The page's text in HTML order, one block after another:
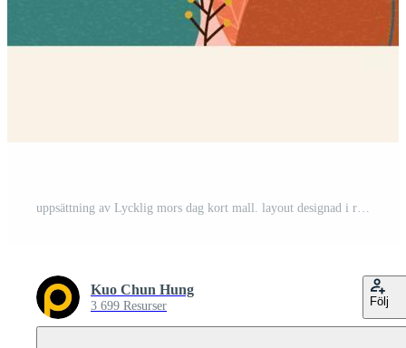
uppsättning av Lycklig mors dag kort mall. layout designad i retro minimal stil. bakgrund också lämplig för födelsedag eller kvinnors dag. Pro Vektor
Kuo Chun Hung
3 699 Resurser Följ